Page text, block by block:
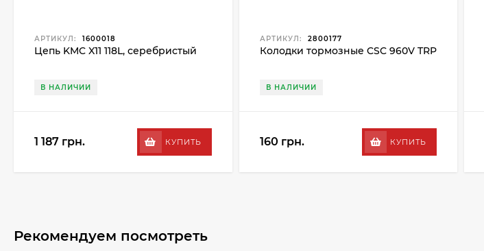
АРТИКУЛ: 1600018
Цепь KMC X11 118L, серебристый
В НАЛИЧИИ
1 187 грн. КУПИТЬ
АРТИКУЛ: 2800177
Колодки тормозные CSC 960V TRP
В НАЛИЧИИ
160 грн. КУПИТЬ
Рекомендуем посмотреть